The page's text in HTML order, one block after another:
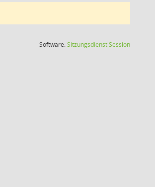
Software:SitzungsdienstSession(Wird in